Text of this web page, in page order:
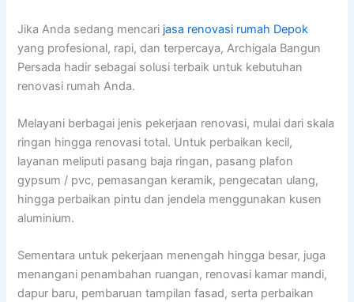
Jika Anda sedang mencari jasa renovasi rumah Depok
yang profesional, rapi, dan terpercaya, Archigala Bangun
Persada hadir sebagai solusi terbaik untuk kebutuhan
renovasi rumah Anda.
Melayani berbagai jenis pekerjaan renovasi, mulai dari skala
ringan hingga renovasi total. Untuk perbaikan kecil,
layanan meliputi pasang baja ringan, pasang plafon
gypsum / pvc, pemasangan keramik, pengecatan ulang,
hingga perbaikan pintu dan jendela menggunakan kusen
aluminium.
Sementara untuk pekerjaan menengah hingga besar, juga
menangani penambahan ruangan, renovasi kamar mandi,
dapur baru, pembaruan tampilan fasad, serta perbaikan